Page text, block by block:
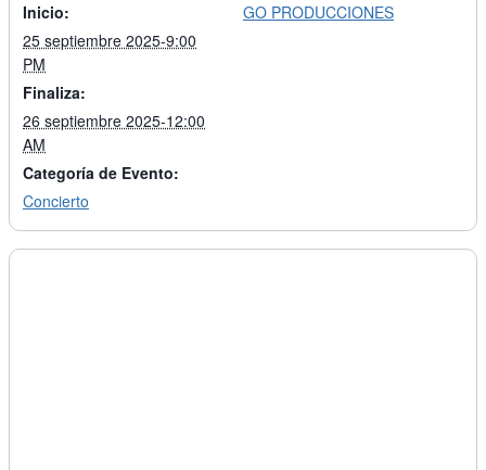
Inicio:
25 septiembre 2025-9:00
PM
Finaliza:
26 septiembre 2025-12:00
AM
Categoría de Evento:
Concierto
GO PRODUCCIONES